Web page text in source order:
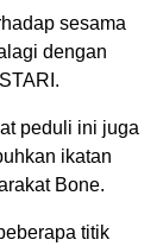
sesama
dengan
peduli ini juga
ikatan
Bone.
titik